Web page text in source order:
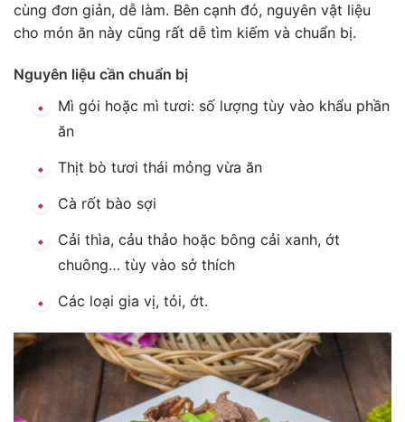
cùng đơn giản, dễ làm. Bên cạnh đó, nguyên vật liệu
cho món ăn này cũng rất dễ tìm kiếm và chuẩn bị.
Nguyên liệu cần chuẩn bị
Mì gói hoặc mì tươi: số lượng tùy vào khẩu phần
ăn
Thịt bò tươi thái mỏng vừa ăn
Cà rốt bào sợi
Cải thìa, cảu thảo hoặc bông cải xanh, ớt
chuông… tùy vào sở thích
Các loại gia vị, tỏi, ớt.